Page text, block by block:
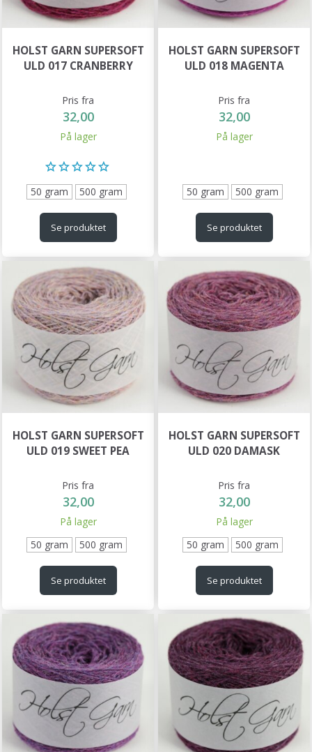
HOLST GARN SUPERSOFT
ULD 017 CRANBERRY
Pris fra
32,00
På lager
50 gram 500 gram
Se produktet
HOLST GARN SUPERSOFT
ULD 018 MAGENTA
Pris fra
32,00
På lager
50 gram 500 gram
Se produktet
HOLST GARN SUPERSOFT
ULD 019 SWEET PEA
Pris fra
32,00
På lager
50 gram
500 gram
Se produktet
HOLST GARN SUPERSOFT
ULD 020 DAMASK
Pris fra
32,00
På lager
50 gram
500 gram
Se produktet